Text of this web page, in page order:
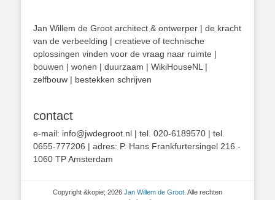
Jan Willem de Groot architect & ontwerper | de kracht
van de verbeelding | creatieve of technische
oplossingen vinden voor de vraag naar ruimte |
bouwen | wonen | duurzaam | WikiHouseNL |
zelfbouw | bestekken schrijven
contact
e-mail: info@jwdegroot.nl | tel. 020-6189570 | tel.
0655-777206 | adres: P. Hans Frankfurtersingel 216 -
1060 TP Amsterdam
Copyright &kopie; 2026 Jan Willem de Groot . Alle rechten